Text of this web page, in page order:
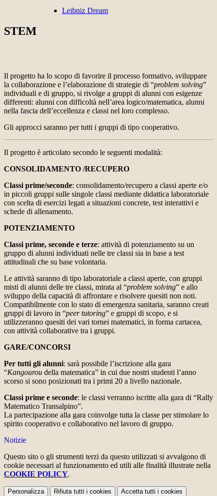
Leibniz Dream
STEM
Il progetto ha lo scopo di favorire il processo formativo, sviluppare
la collaborazione e l’elaborazione di strategie di “problem solving”
individuali e di gruppo, si rivolge a gruppi di alunni con esigenze
differenti: alunni con difficoltà nell’area logico/matematica, alunni
nella fascia dell’eccellenza e classi nel loro complesso.
Gli approcci saranno per tutti i gruppi di tipo cooperativo.
Il progetto è articolato secondo le seguenti modalità:
CONSOLIDAMENTO /RECUPERO
Classi prime/seconde: consolidamento/recupero a classi aperte e/o
in piccoli gruppi sulle singole classi mediante didattica laboratoriale
con scelta di esercizi legati a situazioni concrete, test interattivi e
schede di allenamento.
POTENZIAMENTO
Classi prime, seconde e terze: attività di potenziamento su un
gruppo di alunni individuati nelle tre classi sia in base a test
attitudinali che su base volontaria.
Le attività saranno di tipo laboratoriale a classi aperte, con gruppi
misti di alunni delle tre classi, mirata al “problem solving” e allo
sviluppo della capacità di affrontare e risolvere quesiti non noti.
Compatibilmente con lo stato di emergenza sanitaria, saranno creati
gruppi di lavoro in “peer tutoring” e gruppi di scopo, e si
utilizzeranno quesiti dei vari tornei matematici, in forma cartacea,
con attività collaborative tra i gruppi.
GARE/CONCORSI
Per tutti gli alunni: sarà possibile l’iscrizione alla gara
“Kangourou della matematica” in cui due nostri studenti l’anno
scorso si sono posizionati tra i primi 20 a livello nazionale.
Classi prime e seconde: le classi verranno iscritte alla gara di “Rally
Matematico Transalpino”.
La partecipazione alla gara coinvolge tutta la classe per stimolare lo
spirito cooperativo e collaborativo nel lavoro di gruppo.
Notizie
Questo sito o gli strumenti terzi da questo utilizzati si avvalgono di
cookie necessari al funzionamento ed utili alle finalità illustrate nella
COOKIE POLICY.
Personalizza Rifiuta tutti i cookies Accetta tutti i cookies